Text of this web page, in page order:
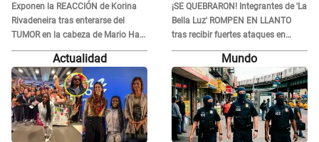
Exponen la REACCIÓN de Korina
Rivadeneira tras enterarse del
TUMOR en la cabeza de Mario Hart:
"Ella estaba muy..."
¡SE QUEBRARON! Integrantes de 'La
Bella Luz' ROMPEN EN LLANTO
tras recibir fuertes ataques en
redes por DENUNCIA de acoso
contra Naldy Saldaña
Actualidad Mundo